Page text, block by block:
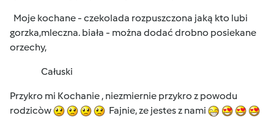
Moje kochane - czekolada rozpuszczona jaką kto lubi
gorzka,mleczna. biała - można dodać drobno posiekane
orzechy,
Całuski
Przykro mi Kochanie , niezmiernie przykro z powodu
rodzicòw
Fajnie, ze jestes z nami